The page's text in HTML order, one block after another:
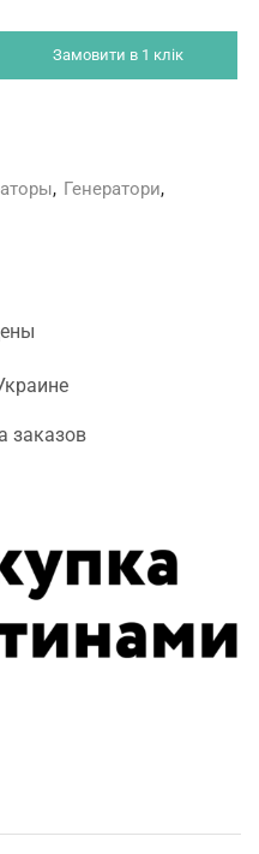
Замовити в 1 клік
, Генератори,
заказов